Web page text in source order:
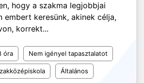
hogy a szakma legjobbjai
embert keresünk, akinek célja,
korrekt...
óra Nem igényel tapasztalatot
Általános